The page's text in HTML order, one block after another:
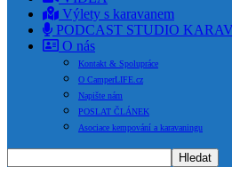
Výlety s karavanem
PODCAST STUDIO
O nás
Kontakt & Spolupráce
O CamperLIFE.cz
Napište nám
POSLAT ČLÁNEK
Asociace kempování a karavaningu